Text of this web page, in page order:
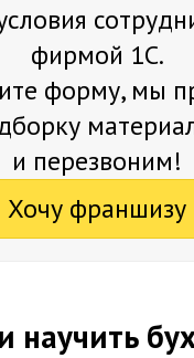
фирмой 1С.
форму, мы
и перезвоним!
Хочу франшизу